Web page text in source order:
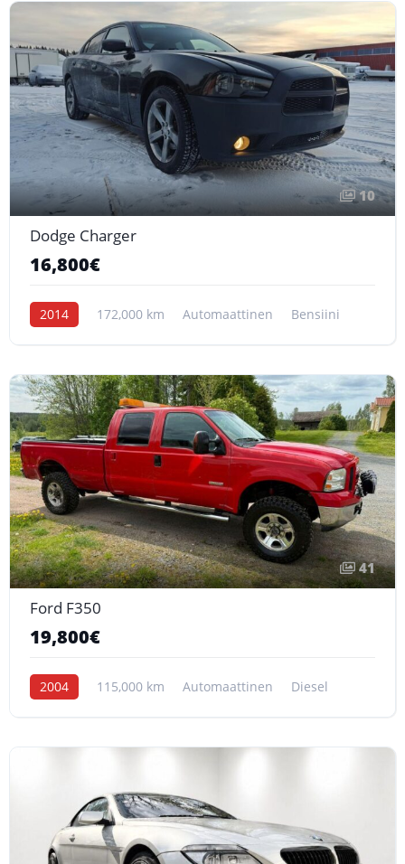
10
Dodge Charger
16,800€
2014 172,000 km Automaattinen Bensiini
41
Ford F350
19,800€
2004 115,000 km Automaattinen Diesel